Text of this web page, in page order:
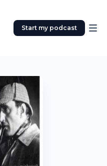
Start my podcast